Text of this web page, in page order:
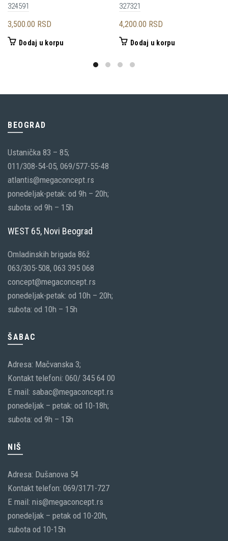
324591
3,500.00 RSD
Dodaj u korpu
327321
4,200.00 RSD
Dodaj u korpu
BEOGRAD
Ustanička 83 – 85;
011/308-54-05, 069/577-55-48
atlantis@megaconcept.rs
ponedeljak-petak: od 9h – 20h;
subota: od 9h – 15h
WEST 65, Novi Beograd
Omladinskih brigada 86ž
063/305-508, 063 395 068
concept@megaconcept.rs
ponedeljak-petak: od 10h – 20h;
subota: od 10h – 15h
ŠABAC
Adresa: Mačvanska 3;
Kontakt telefoni: 060/ 345 64 00
E mail: sabac@megaconcept.rs
ponedeljak – petak: od 10-18h;
subota: od 9h – 15h
NIŠ
Adresa: Dušanova 54
Kontakt telefon: 069/3171-727
E mail: nis@megaconcept.rs
ponedeljak – petak od 10-20h,
subota od 10-15h